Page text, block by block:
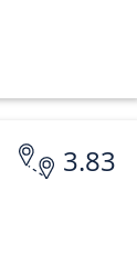
3.83